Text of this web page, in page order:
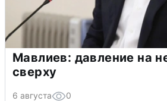
Мавлиев: давление на
сверху
6 августа 0